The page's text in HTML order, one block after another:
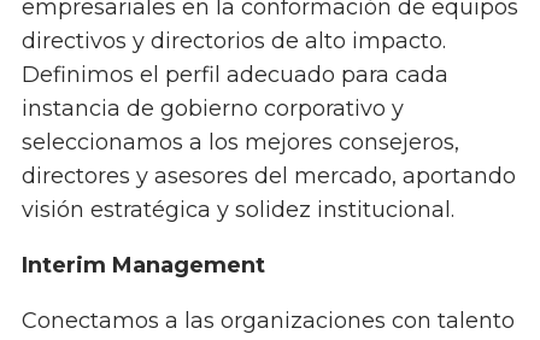
empresariales en la conformación de equipos
directivos y directorios de alto impacto.
Definimos el perfil adecuado para cada
instancia de gobierno corporativo y
seleccionamos a los mejores consejeros,
directores y asesores del mercado, aportando
visión estratégica y solidez institucional.
Interim Management
Conectamos a las organizaciones con talento